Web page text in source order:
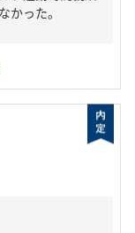
かった。